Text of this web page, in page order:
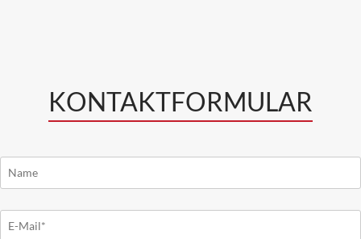
KONTAKTFORMULAR